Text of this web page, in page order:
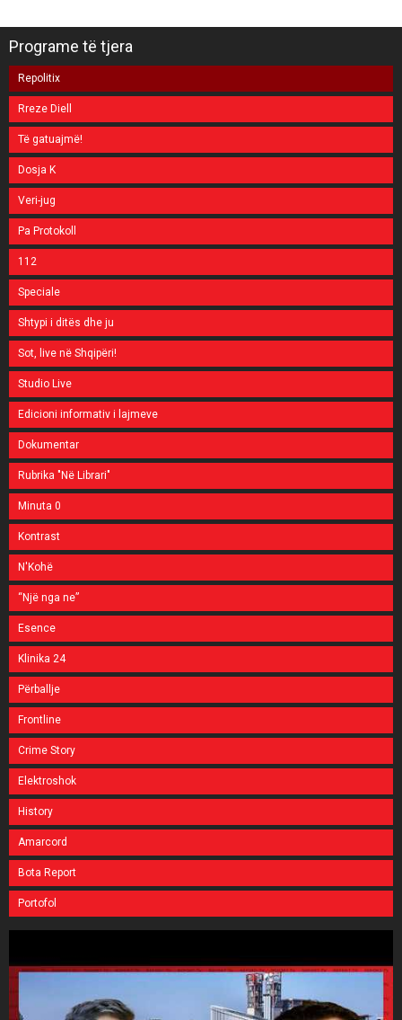
Programe të tjera
Repolitix
Rreze Diell
Të gatuajmë!
Dosja K
Veri-jug
Pa Protokoll
112
Speciale
Shtypi i ditës dhe ju
Sot, live në Shqipëri!
Studio Live
Edicioni informativ i lajmeve
Dokumentar
Rubrika "Në Librari"
Minuta 0
Kontrast
N'Kohë
“Një nga ne”
Esence
Klinika 24
Përballje
Frontline
Crime Story
Elektroshok
History
Amarcord
Bota Report
Portofol